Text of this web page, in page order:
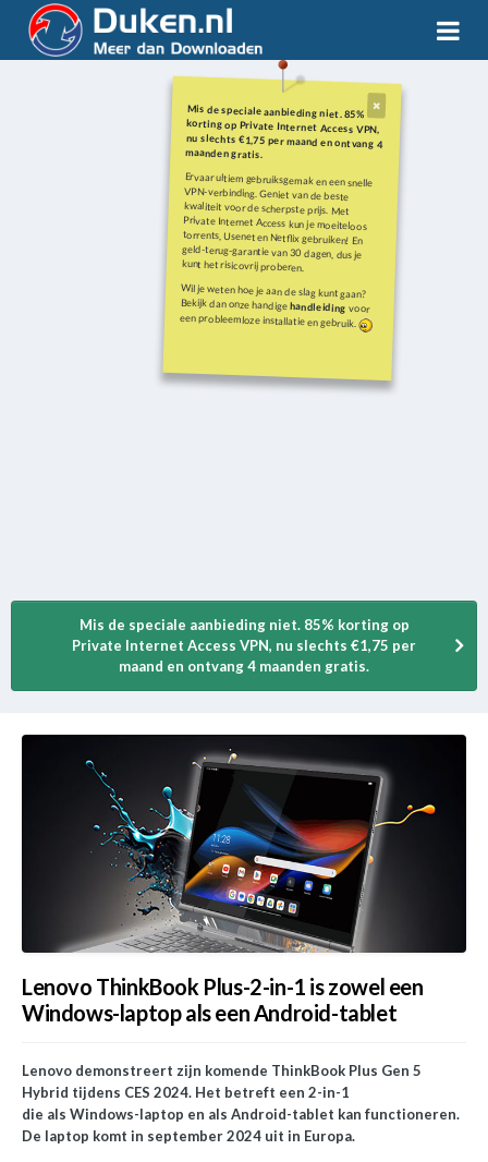
Mis de speciale aanbieding niet. 85%
korting op Private Internet Access VPN,
nu slechts €1,75 per maand en ontvang 4
maanden gratis.
Ervaar ultiem gebruiksgemak en een snelle
VPN-verbinding. Geniet van de beste
kwaliteit voor de scherpste prijs. Met
Private Internet Access kun je moeiteloos
torrents, Usenet en Netflix gebruiken! En
geld-terug-garantie van 30 dagen, dus je
kunt het risicovrij proberen.
Wil je weten hoe je aan de slag kunt gaan?
Bekijk dan onze handigehandleiding voor
een probleemloze installatie en gebruik.
Mis de speciale aanbieding niet. 85% korting op
Private Internet Access VPN, nu slechts €1,75 per
maand en ontvang 4 maanden gratis.
Lenovo ThinkBook Plus-2-in-1 is zowel een
Windows-laptop als een Android-tablet
Lenovo demonstreert zijn komende ThinkBook Plus Gen 5
Hybrid tijdens CES 2024. Het betreft een 2-in-1
die als Windows-laptop en als Android-tablet kan functioneren.
De laptop komt in september 2024 uit in Europa.